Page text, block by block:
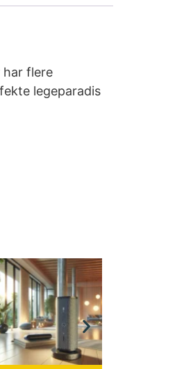
har flere
legeparadis